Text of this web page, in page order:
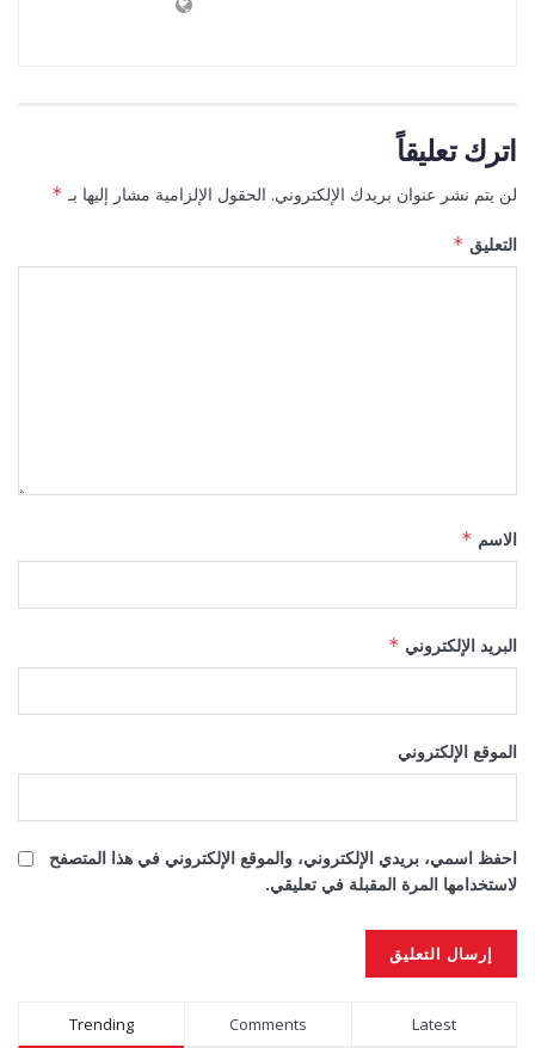
اترك تعليقاً
لن يتم نشر عنوان بريدك الإلكتروني. الحقول الإلزامية مشار إليها بـ *
التعليق *
الاسم *
البريد الإلكتروني *
الموقع الإلكتروني
احفظ اسمي، بريدي الإلكتروني، والموقع الإلكتروني في هذا المتصفح
لاستخدامها المرة المقبلة في تعليقي.
Trending Comments Latest